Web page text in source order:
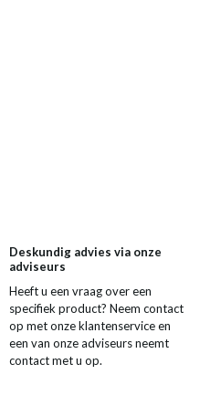
Deskundig advies via onze
adviseurs
Heeft u een vraag over een
specifiek product? Neem contact
op met onze klantenservice en
een van onze adviseurs neemt
contact met u op.